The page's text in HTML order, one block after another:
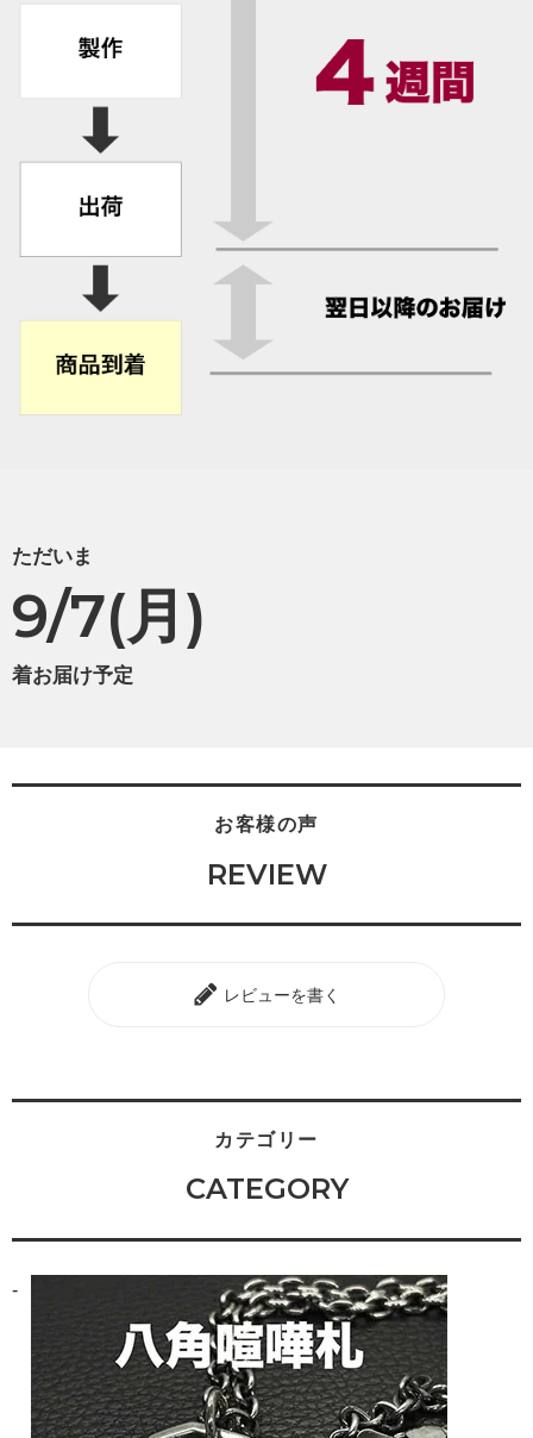
ただいま
9/7(月)
着お届け予定
お客様の声
REVIEW
レビューを書く
カテゴリー
CATEGORY